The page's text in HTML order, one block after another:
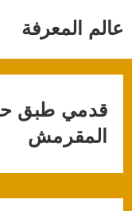
عالم المعرفة
قدمي طبق
المقرمش